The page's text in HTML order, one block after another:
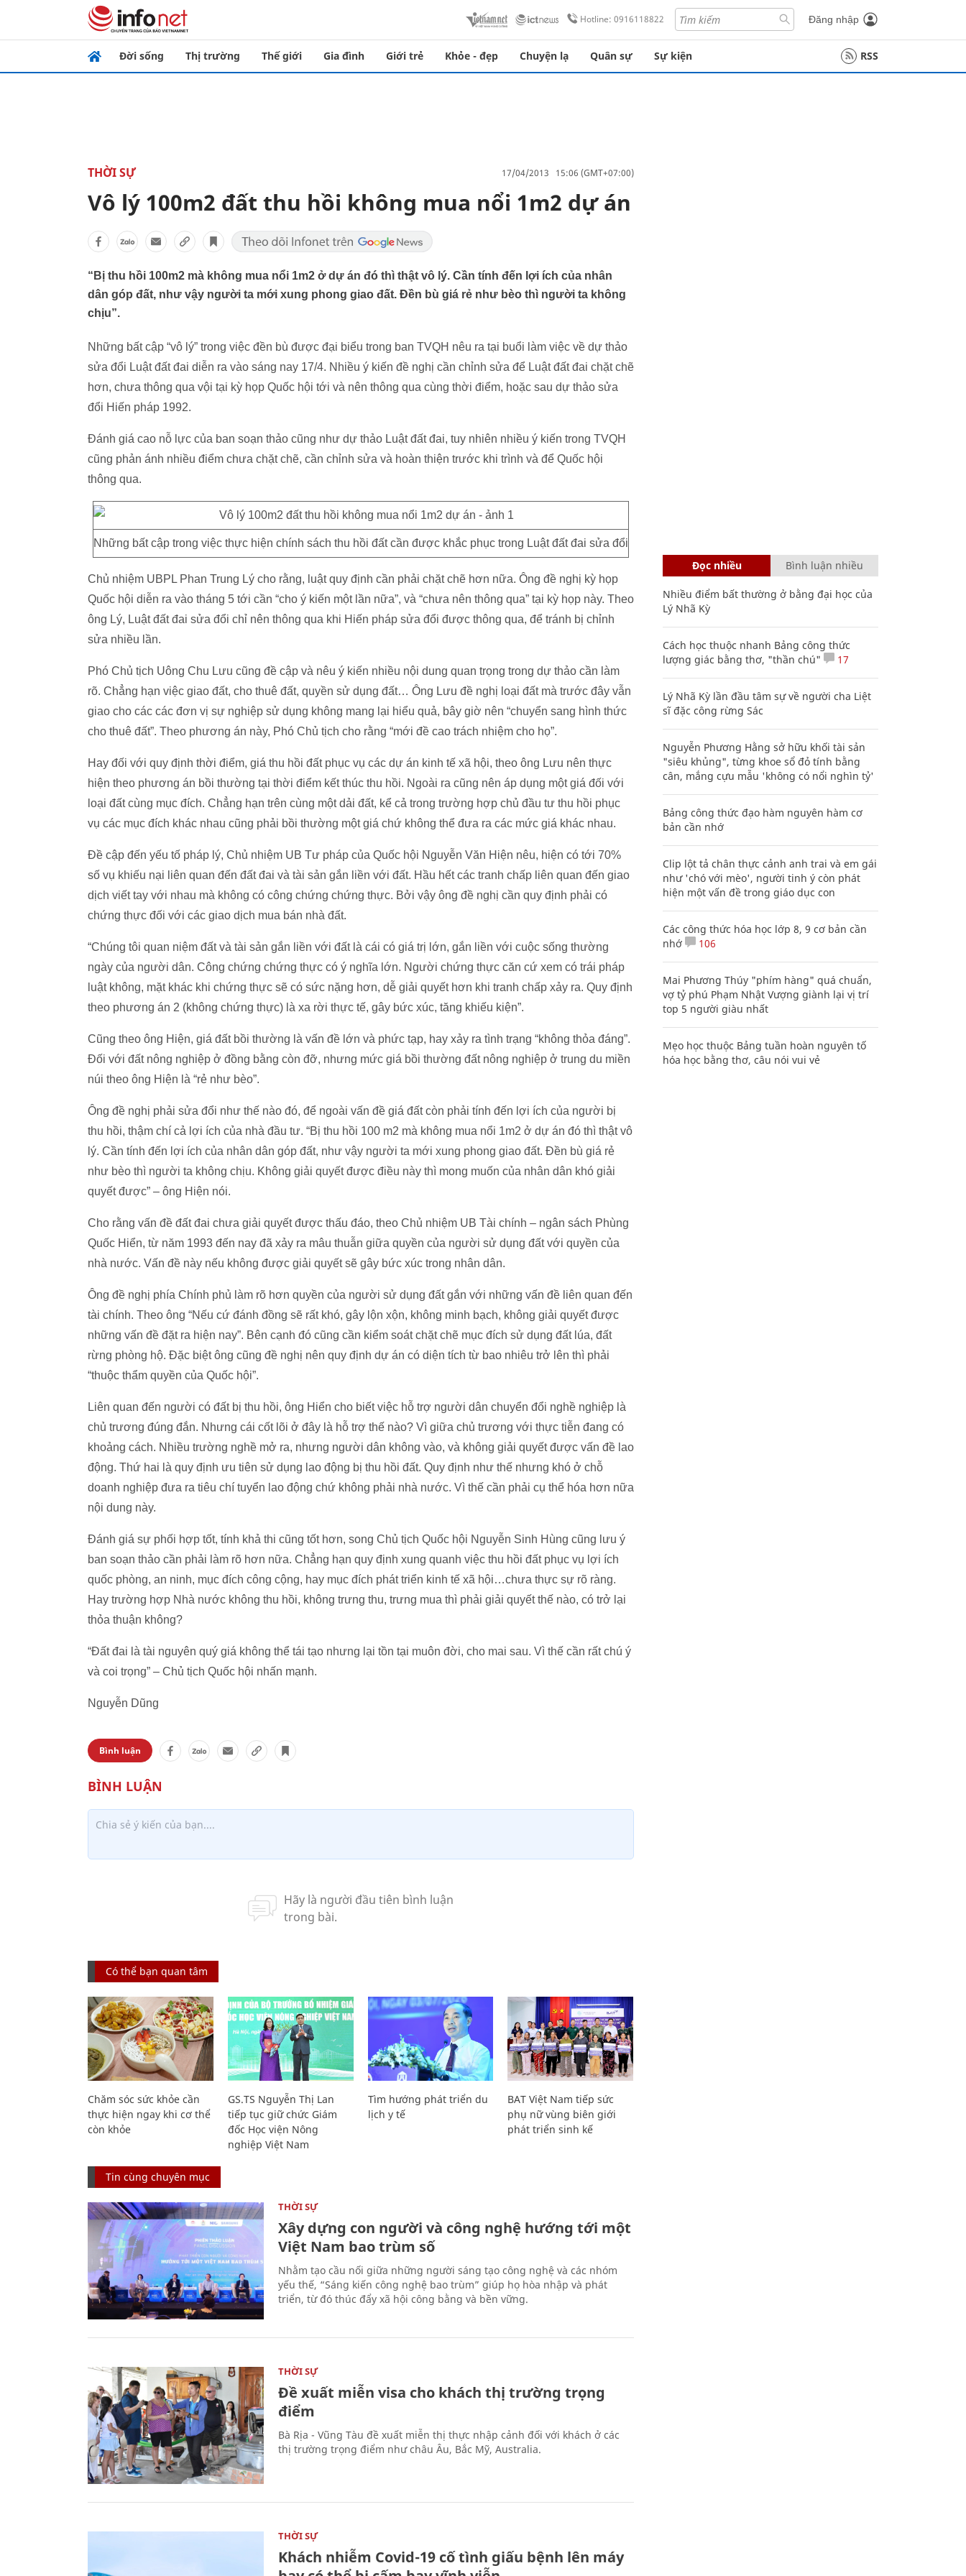
Hotline: 0916118822 Đăng nhập
Đời sống Thị trường Thế giới Gia đình Giới trẻ Khỏe - đẹp Chuyện lạ Quân sự Sự kiện RSS
THỜI SỰ 17/04/2013 15:06 (GMT+07:00)
Vô lý 100m2 đất thu hồi không mua nổi 1m2 dự án
“Bị thu hồi 100m2 mà không mua nổi 1m2 ở dự án đó thì thật vô lý. Cần tính đến lợi ích của nhân
dân góp đất, như vậy người ta mới xung phong giao đất. Đền bù giá rẻ như bèo thì người ta không
chịu”.
Những bất cập “vô lý” trong việc đền bù được đại biểu trong ban TVQH nêu ra tại buổi làm việc về dự thảo
sửa đổi Luật đất đai diễn ra vào sáng nay 17/4. Nhiều ý kiến đề nghị cần chỉnh sửa để Luật đất đai chặt chẽ
hơn, chưa thông qua vội tại kỳ họp Quốc hội tới và nên thông qua cùng thời điểm, hoặc sau dự thảo sửa
đổi Hiến pháp 1992.
Đánh giá cao nỗ lực của ban soạn thảo cũng như dự thảo Luật đất đai, tuy nhiên nhiều ý kiến trong TVQH
cũng phản ánh nhiều điểm chưa chặt chẽ, cần chỉnh sửa và hoàn thiện trước khi trình và để Quốc hội
thông qua.
Những bất cập trong việc thực hiện chính sách thu hồi đất cần được khắc phục trong Luật đất đai sửa đổi
Chủ nhiệm UBPL Phan Trung Lý cho rằng, luật quy định cần phải chặt chẽ hơn nữa. Ông đề nghị kỳ họp
Quốc hội diễn ra vào tháng 5 tới cần “cho ý kiến một lần nữa”, và “chưa nên thông qua” tại kỳ họp này. Theo
ông Lý, Luật đất đai sửa đổi chỉ nên thông qua khi Hiến pháp sửa đổi được thông qua, để tránh bị chỉnh
sửa nhiều lần.
Phó Chủ tịch Uông Chu Lưu cũng đề cập và nêu ý kiến nhiều nội dung quan trọng trong dự thảo cần làm
rõ. Chẳng hạn việc giao đất, cho thuê đất, quyền sử dụng đất… Ông Lưu đề nghị loại đất mà trước đây vẫn
giao cho các các đơn vị sự nghiệp sử dụng không mang lại hiểu quả, bây giờ nên “chuyển sang hình thức
cho thuê đất”. Theo phương án này, Phó Chủ tịch cho rằng “mới đề cao trách nhiệm cho họ”.
Hay đối với quy định thời điểm, giá thu hồi đất phục vụ các dự án kinh tế xã hội, theo ông Lưu nên thực
hiện theo phương án bồi thường tại thời điểm kết thúc thu hồi. Ngoài ra cũng nên áp dụng một giá đối với
loại đất cùng mục đích. Chẳng hạn trên cùng một dải đất, kể cả trong trường hợp chủ đầu tư thu hồi phục
vụ các mục đích khác nhau cũng phải bồi thường một giá chứ không thể đưa ra các mức giá khác nhau.
Đề cập đến yếu tố pháp lý, Chủ nhiệm UB Tư pháp của Quốc hội Nguyễn Văn Hiện nêu, hiện có tới 70%
số vụ khiếu nại liên quan đến đất đai và tài sản gắn liền với đất. Hầu hết các tranh chấp liên quan đến giao
dịch viết tay với nhau mà không có công chứng chứng thực. Bởi vậy ông đề nghị cần quy định phải có
chứng thực đối với các giao dịch mua bán nhà đất.
“Chúng tôi quan niệm đất và tài sản gắn liền với đất là cái có giá trị lớn, gắn liền với cuộc sống thường
ngày của người dân. Công chứng chứng thực có ý nghĩa lớn. Người chứng thực căn cứ xem có trái pháp
luật không, mặt khác khi chứng thực sẽ có sức nặng hơn, dễ giải quyết hơn khi tranh chấp xảy ra. Quy định
theo phương án 2 (không chứng thực) là xa rời thực tế, gây bức xúc, tăng khiếu kiện”.
Cũng theo ông Hiện, giá đất bồi thường là vấn đề lớn và phức tạp, hay xảy ra tình trạng “không thỏa đáng”.
Đối với đất nông nghiệp ở đồng bằng còn đỡ, nhưng mức giá bồi thường đất nông nghiệp ở trung du miền
núi theo ông Hiện là “rẻ như bèo”.
Ông đề nghị phải sửa đổi như thế nào đó, để ngoài vấn đề giá đất còn phải tính đến lợi ích của người bị
thu hồi, thậm chí cả lợi ích của nhà đầu tư. “Bị thu hồi 100 m2 mà không mua nổi 1m2 ở dự án đó thì thật vô
lý. Cần tính đến lợi ích của nhân dân góp đất, như vậy người ta mới xung phong giao đất. Đền bù giá rẻ
như bèo thì người ta không chịu. Không giải quyết được điều này thì mong muốn của nhân dân khó giải
quyết được” – ông Hiện nói.
Cho rằng vấn đề đất đai chưa giải quyết được thấu đáo, theo Chủ nhiệm UB Tài chính – ngân sách Phùng
Quốc Hiển, từ năm 1993 đến nay đã xảy ra mâu thuẫn giữa quyền của người sử dụng đất với quyền của
nhà nước. Vấn đề này nếu không được giải quyết sẽ gây bức xúc trong nhân dân.
Ông đề nghị phía Chính phủ làm rõ hơn quyền của người sử dụng đất gắn với những vấn đề liên quan đến
tài chính. Theo ông “Nếu cứ đánh đồng sẽ rất khó, gây lộn xộn, không minh bạch, không giải quyết được
những vấn đề đặt ra hiện nay”. Bên cạnh đó cũng cần kiểm soát chặt chẽ mục đích sử dụng đất lúa, đất
rừng phòng hộ. Đặc biệt ông cũng đề nghị nên quy định dự án có diện tích từ bao nhiêu trở lên thì phải
“thuộc thẩm quyền của Quốc hội”.
Liên quan đến người có đất bị thu hồi, ông Hiển cho biết việc hỗ trợ người dân chuyển đổi nghề nghiệp là
chủ trương đúng đắn. Nhưng cái cốt lõi ở đây là hỗ trợ thế nào? Vì giữa chủ trương với thực tiễn đang có
khoảng cách. Nhiều trường nghề mở ra, nhưng người dân không vào, và không giải quyết được vấn đề lao
động. Thứ hai là quy định ưu tiên sử dụng lao động bị thu hồi đất. Quy định như thế nhưng khó ở chỗ
doanh nghiệp đưa ra tiêu chí tuyển lao động chứ không phải nhà nước. Vì thế cần phải cụ thể hóa hơn nữa
nội dung này.
Đánh giá sự phối hợp tốt, tính khả thi cũng tốt hơn, song Chủ tịch Quốc hội Nguyễn Sinh Hùng cũng lưu ý
ban soạn thảo cần phải làm rõ hơn nữa. Chẳng hạn quy định xung quanh việc thu hồi đất phục vụ lợi ích
quốc phòng, an ninh, mục đích công cộng, hay mục đích phát triển kinh tế xã hội…chưa thực sự rõ ràng.
Hay trường hợp Nhà nước không thu hồi, không trưng thu, trưng mua thì phải giải quyết thế nào, có trở lại
thỏa thuận không?
“Đất đai là tài nguyên quý giá không thể tái tạo nhưng lại tồn tại muôn đời, cho mai sau. Vì thế cần rất chú ý
và coi trọng” – Chủ tịch Quốc hội nhấn mạnh.
Nguyễn Dũng
Bình luận
Có thể bạn quan tâm
Chăm sóc sức khỏe cần
thực hiện ngay khi cơ thể
còn khỏe
GS.TS Nguyễn Thị Lan
tiếp tục giữ chức Giám
đốc Học viện Nông
nghiệp Việt Nam
Tìm hướng phát triển du
lịch y tế
BAT Việt Nam tiếp sức
phụ nữ vùng biên giới
phát triển sinh kế
Tin cùng chuyên mục
THỜI SỰ
Xây dựng con người và công nghệ hướng tới một
Việt Nam bao trùm số
Nhằm tạo cầu nối giữa những người sáng tạo công nghệ và các nhóm
yếu thế, “Sáng kiến công nghệ bao trùm” giúp họ hòa nhập và phát
triển, từ đó thúc đẩy xã hội công bằng và bền vững.
THỜI SỰ
Đề xuất miễn visa cho khách thị trường trọng
điểm
Bà Rịa - Vũng Tàu đề xuất miễn thị thực nhập cảnh đối với khách ở các
thị trường trọng điểm như châu Âu, Bắc Mỹ, Australia.
THỜI SỰ
Khách nhiễm Covid-19 cố tình giấu bệnh lên máy
Đọc nhiều Bình luận nhiều
Nhiều điểm bất thường ở bằng đại học của
Lý Nhã Kỳ
Cách học thuộc nhanh Bảng công thức
lượng giác bằng thơ, "thần chú"
17
Lý Nhã Kỳ lần đầu tâm sự về người cha Liệt
sĩ đặc công rừng Sác
Nguyễn Phương Hằng sở hữu khối tài sản
"siêu khủng", từng khoe sổ đỏ tính bằng
cân, mắng cựu mẫu 'không có nổi nghìn tỷ'
Bảng công thức đạo hàm nguyên hàm cơ
bản cần nhớ
Clip lột tả chân thực cảnh anh trai và em gái
như 'chó với mèo', người tinh ý còn phát
hiện một vấn đề trong giáo dục con
Các công thức hóa học lớp 8, 9 cơ bản cần
nhớ
106
Mai Phương Thúy "phím hàng" quá chuẩn,
vợ tỷ phú Phạm Nhật Vượng giành lại vị trí
top 5 người giàu nhất
Mẹo học thuộc Bảng tuần hoàn nguyên tố
hóa học bằng thơ, câu nói vui vẻ